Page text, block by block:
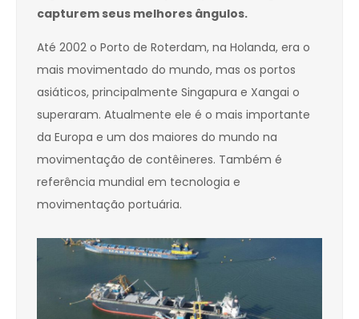
capturem seus melhores ângulos.
Até 2002 o Porto de Roterdam, na Holanda, era o
mais movimentado do mundo, mas os portos
asiáticos, principalmente Singapura e Xangai o
superaram. Atualmente ele é o mais importante
da Europa e um dos maiores do mundo na
movimentação de contêineres. Também é
referência mundial em tecnologia e
movimentação portuária.